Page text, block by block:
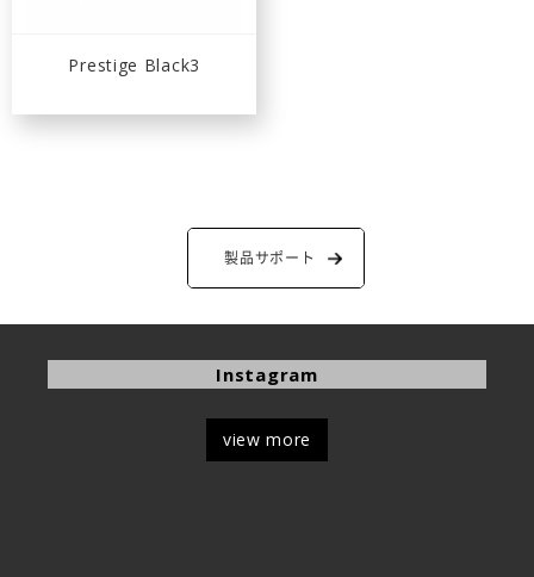
Prestige Black3
製品サポート
Instagram
view more